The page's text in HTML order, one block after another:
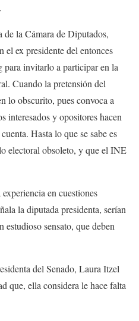
la Cámara de Diputados,
ex presidente del entonces
invitarlo a participar en la
Cuando la pretensión del
lo obscurito, pues convoca a
interesados y opositores hacen
Hasta lo que se sabe es
electoral obsoleto, y que el INE
en cuestiones
la diputada presidenta, serían
estudioso sensato, que deben
del Senado, Laura Itzel
que, ella considera le hace falta